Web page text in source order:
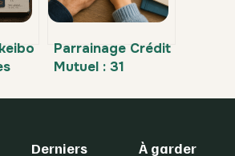
Parrainage Crédit
Mutuel : 31
et 6 mois pour
prime
Derniers
À garder